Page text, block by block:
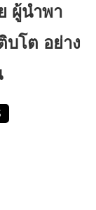
ผู้นำพา
บโต อย่าง